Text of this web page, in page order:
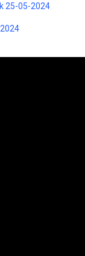
25-05-2024